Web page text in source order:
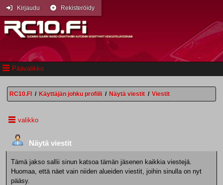
Päävalikko
Kirjaudu Rekisteröidy
RC10.FI / Käyttäjän johku profiili / Näytä viestit / Viestit
valikko
Näytä viestit
Tämä jakso sallii sinun katsoa tämän jäsenen kaikkia viestejä.
Huomaa, että näet vain niiden alueiden viestit, joihin sinulla on nyt
pääsy.